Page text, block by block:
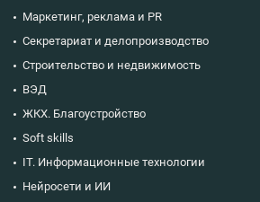
Маркетинг, реклама и PR
Секретариат и делопроизводство
Строительство и недвижимость
ВЭД
ЖКХ. Благоустройство
Soft skills
IT. Информационные технологии
Нейросети и ИИ